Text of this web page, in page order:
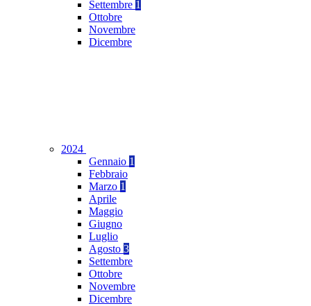
Settembre 1
Ottobre
Novembre
Dicembre
2024
Gennaio 1
Febbraio
Marzo 1
Aprile
Maggio
Giugno
Luglio
Agosto 3
Settembre
Ottobre
Novembre
Dicembre